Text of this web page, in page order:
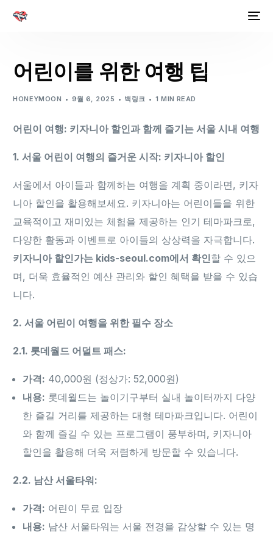
어린이를 위한 여행 팁
HONEYMOON 9월 6, 2025 백링크 1 MIN READ
어린이 여행: 키자니아 할인과 함께 즐기는 서울 시내 여행
1. 서울 어린이 여행의 즐거운 시작: 키자니아 할인
서울에서 아이들과 함께하는 여행을 계획 중이라면, 키자
니아 할인을 활용해보세요. 키자니아는 어린이들을 위한
교육적이고 재미있는 체험을 제공하는 인기 테마파크로,
다양한 활동과 이벤트로 아이들의 상상력을 자극합니다.
키자니아 할인가는 kids-seoul.com에서 확인할 수 있으
며, 더욱 효율적인 예산 관리와 할인 혜택을 받을 수 있습
니다.
2. 서울 어린이 여행을 위한 필수 장소
2.1. 롯데월드 어덜트 패스:
가격: 40,000원 (정상가: 52,000원)
내용: 롯데월드는 놀이기구부터 실내 놀이터까지 다양
한 즐길 거리를 제공하는 대형 테마파크입니다. 어린이
와 함께 즐길 수 있는 프로그램이 풍부하며, 키자니아
할인을 활용해 더욱 저렴하게 방문할 수 있습니다.
2.2. 남산 서울타워:
가격: 어린이 무료 입장
내용: 남산 서울타워는 서울 전경을 감상할 수 있는 명